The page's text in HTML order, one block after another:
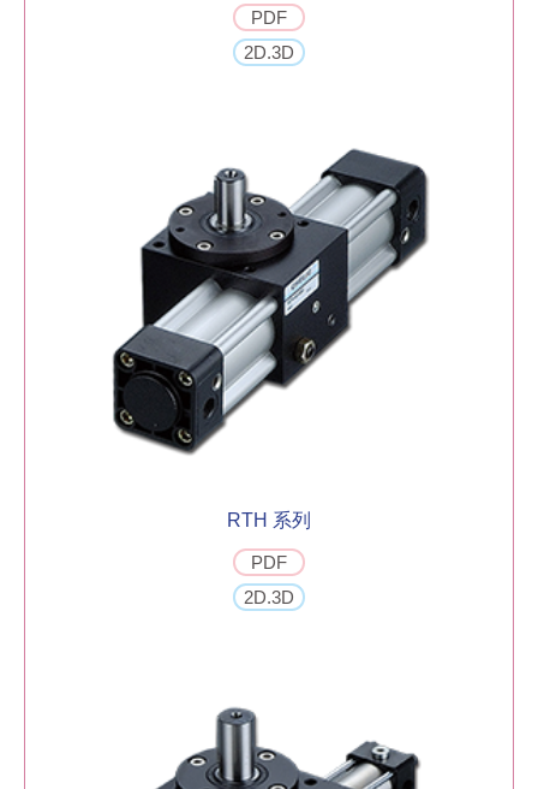
PDF
2D.3D
RTH 系列
PDF
2D.3D